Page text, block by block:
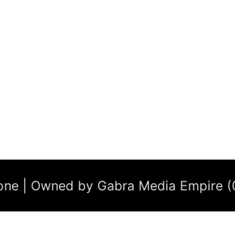
| Owned by Gabra Media Empire